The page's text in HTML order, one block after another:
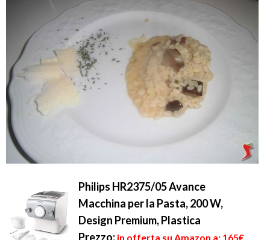
Philips HR2375/05 Avance
Macchina per la Pasta, 200 W,
Design Premium, Plastica
Prezzo: in offerta su Amazon a: 165€